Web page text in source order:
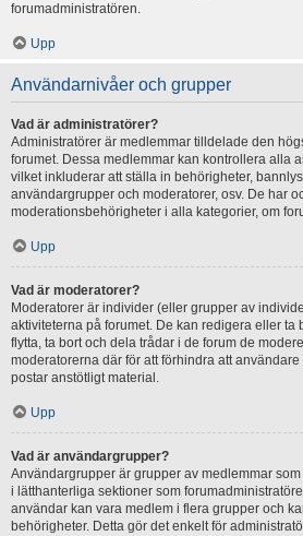
forumadministratören.
Upp
Användarnivåer och grupper
Vad är administratörer?
Administratörer är medlemmar tilldelade den
forumet. Dessa medlemmar kan kontrollera alla
vilket inkluderar att ställa in behörigheter,
användargrupper och moderatorer, osv. De har
moderationsbehörigheter i alla kategorier, om
Upp
Vad är moderatorer?
Moderatorer är individer (eller grupper av
aktiviteterna på forumet. De kan redigera eller ta
flytta, ta bort och dela trådar i de forum de
moderatorerna där för att förhindra att
postar anstötligt material.
Upp
Vad är användargrupper?
Användargrupper är grupper av medlemmar
i lätthanterliga sektioner som
användar kan vara medlem i flera grupper och
behörigheter. Detta gör det enkelt för